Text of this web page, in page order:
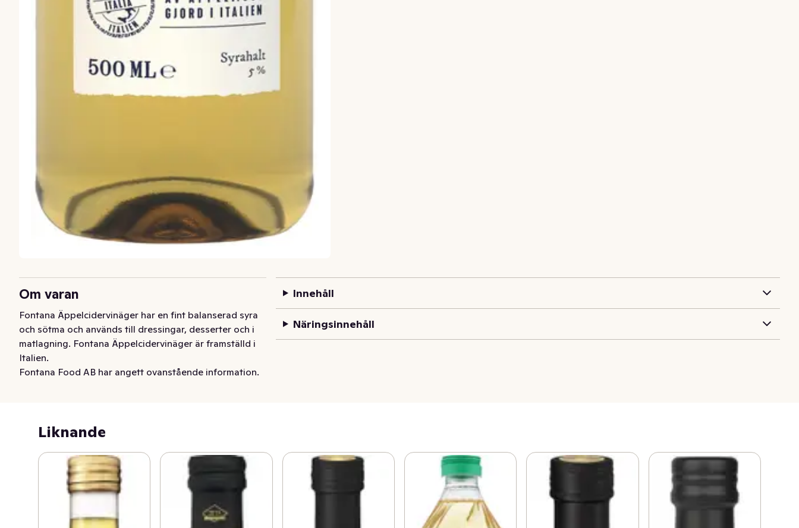
Om varan
Fontana Äppelcidervinäger har en fint balanserad syra
och sötma och används till dressingar, desserter och i
matlagning. Fontana Äppelcidervinäger är framställd i
Italien.
Fontana Food AB har angett ovanstående information.
Innehåll
Näringsinnehåll
Liknande